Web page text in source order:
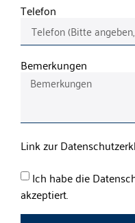
Telefon
Bemerkungen
Link zur
Ich habe die
akzeptiert.